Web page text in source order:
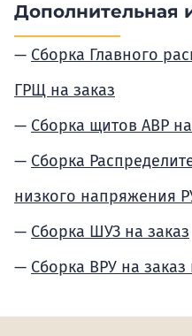
Дополнительная
Сборка Главного
ГРЩ на заказ
Сборка щитов АВР
Сборка
низкого напряжения
Сборка ШУЗ на заказ
Сборка ВРУ на